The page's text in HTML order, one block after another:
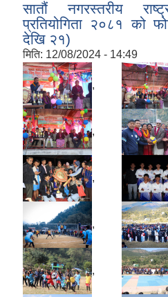
सातौं नगरस्तरीय
प्रतियोगिता २०८१ को
देखि २१)
मिति: 12/08/2024 - 14:49
,
,
,
,
,